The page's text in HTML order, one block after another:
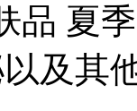
品 夏
及其